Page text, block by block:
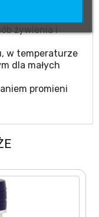
karmiącym
żywienia i
w temperaturze
dla małych
promieni